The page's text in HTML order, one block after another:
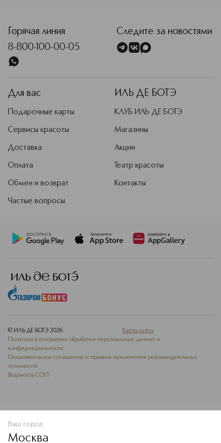
В КОРЗИНУ
Горячая линия
8-800-100-00-05
Следите за новостями
Для вас
Подарочные карты
Сервисы красоты
Доставка
Оплата
Обмен и возврат
Частые вопросы
ИЛЬ ДЕ БОТЭ
КЛУБ ИЛЬ ДЕ БОТЭ
Магазины
Акции
Театр красоты
Контакты
© ИЛЬ ДЕ БОТЭ 2026
Карта сайта
Политика в отношении обработки персональных данных и
конфиденциальности
Пользовательское соглашение и правила применения рекомендательных
технологий
Ведомость СОУТ
Ваш город
Москва